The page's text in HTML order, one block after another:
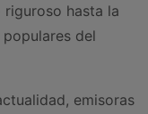
hasta la
del
emisoras